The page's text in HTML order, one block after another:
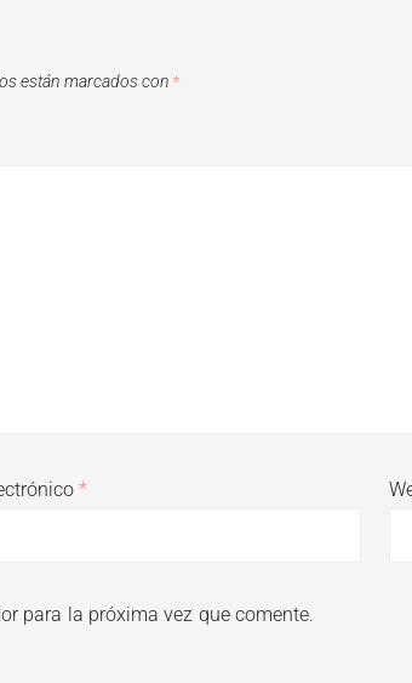
están marcados con *
*
para la próxima vez que comente.